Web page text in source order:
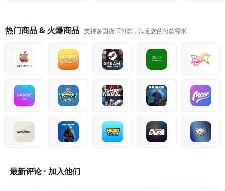
热门商品 & 火爆商品 支持多国货币付款，满足您的付款需求
最新评论 · 加入他们